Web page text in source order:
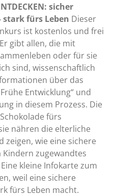
sicher
stark fürs Leben Dieser
ist kostenlos und frei
gibt allen, die mit
oder für sie
sind, wissenschaftlich
über das
Entwicklung“ und
in diesem Prozess. Die
fürs
nähren die elterliche
zeigen, wie eine sichere
Kindern zugewandtes
kleine Infokarte zum
weil eine sichere
fürs Leben macht.